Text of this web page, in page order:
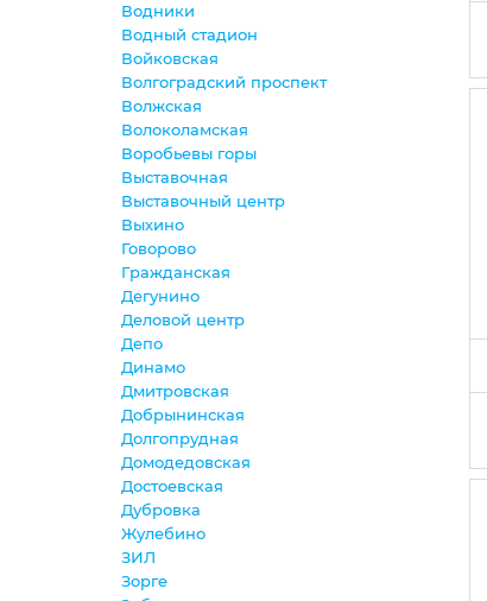
Водники
Водный стадион
Войковская
Волгоградский проспект
Волжская
Волоколамская
Воробьевы горы
Выставочная
Выставочный центр
Выхино
Говорово
Гражданская
Дегунино
Деловой центр
Депо
Динамо
Дмитровская
Добрынинская
Долгопрудная
Домодедовская
Достоевская
Дубровка
Жулебино
ЗИЛ
Зорге